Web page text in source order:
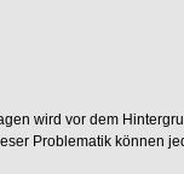
wird vor dem
Problematik können